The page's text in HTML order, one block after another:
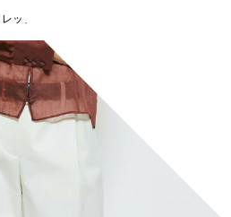
ッチベルト付きパンツ